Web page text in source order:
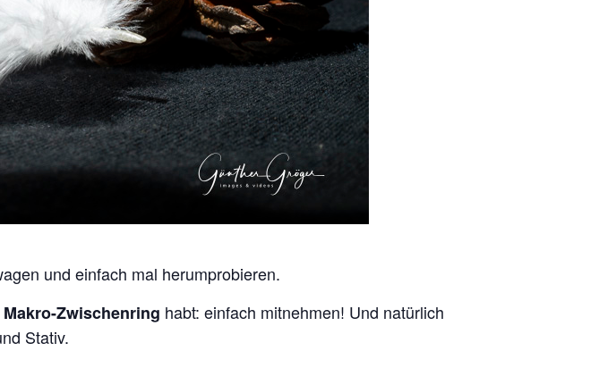
und einfach mal herumprobieren.
Zwischenring habt: einfach mitnehmen! Und natürlich
Stativ.